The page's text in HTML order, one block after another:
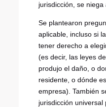
jurisdicción, se niega
Se plantearon
aplicable, incluso si
tener derecho a
(es decir, las leyes
produjo el daño, o
residente, o dónde
empresa). También
jurisdicción